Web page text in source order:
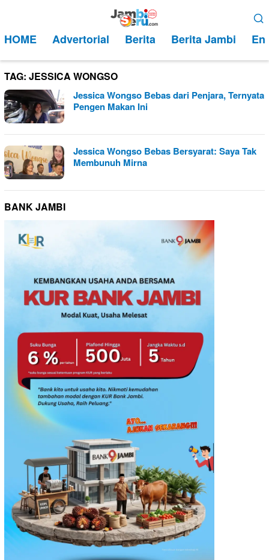
kontenMobile
HOME Advertorial Berita Berita Jambi
TAG: JESSICA WONGSO
Jessica Wongso Bebas dari Penjara, Ternyata
Pengen Makan Ini
Jessica Wongso Bebas Bersyarat: Saya Tak
Membunuh Mirna
BANK JAMBI